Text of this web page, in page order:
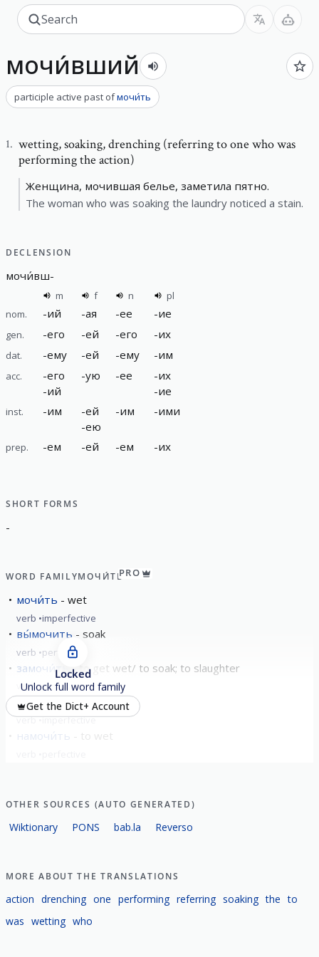
мочи́вший
participle active past ofмочи́ть
1. wetting,soaking, drenching (referring to one who was
performing the action)
Женщина, мочившая белье, заметила пятно.
The woman who was soaking the laundry noticed a stain.
DECLENSION
мочи́вш-
m f n
pl
nom.
-ий -ая -ее -ие
gen. -его -ей -его -их
dat. -ему -ей -ему -им
acc. -его
-ий
-ую -ее -их
-ие
inst. -им -ей
-ею
-им -ими
prep. -ем -ей -ем -их
SHORT FORMS
-
WORD FAMILYМОЧИ́ТЬPRO
мочи́ть wet
verb imperfective
вы́мочить soak
verb perfective
замочи́ть to get wet/ to soak; to slaughter
verb perfective
мочи́ться urinate
verb imperfective
намочи́ть
Locked
Unlock full word family
Get the Dict+ Account
OTHER SOURCES (AUTO GENERATED)
Wiktionary PONS bab.la Reverso
MORE ABOUT THE TRANSLATIONS
action drenching one performing referring soaking the to
was wetting who